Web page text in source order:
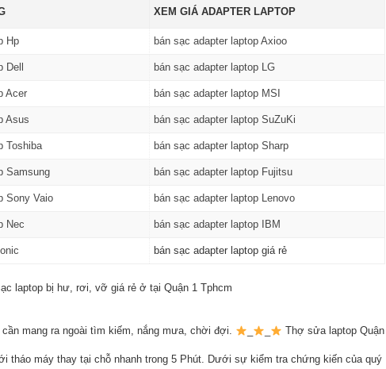
XEM GIÁ ADAPTER LAPTOP
Hp bán sạc adapter laptop Axioo
Dell bán sạc adapter laptop LG
Acer bán sạc adapter laptop MSI
Asus bán sạc adapter laptop SuZuKi
Toshiba bán sạc adapter laptop Sharp
Samsung bán sạc adapter laptop Fujitsu
Sony Vaio bán sạc adapter laptop Lenovo
Nec bán sạc adapter laptop IBM
bán sạc adapter laptop giá rẻ
laptop bị hư, rơi, vỡ giá rẻ ở tại Quận 1 Tphcm
mang ra ngoài tìm kiếm, nắng mưa, chời đợi. Thợ sửa laptop Quận
tháo máy thay tại chỗ nhanh trong 5 Phút. Dưới sự kiểm tra chứng kiến của quý